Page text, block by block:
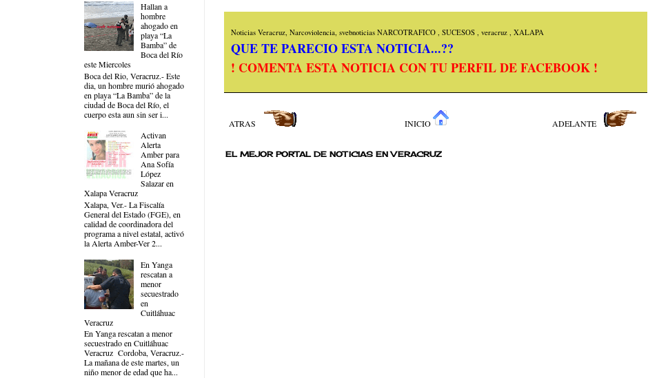
Noticias Veracruz, Narcoviolencia, svebnoticias NARCOTRAFICO , SUCESOS , veracruz , XALAPA
QUE TE PARECIO ESTA NOTICIA...??
! COMENTA ESTA NOTICIA CON TU PERFIL DE FACEBOOK !
ATRAS ADELANTE
INICIO
EL MEJOR PORTAL DE NOTICIAS EN VERACRUZ
Hallan a
hombre
ahogado en
playa “La
Bamba” de
Boca del Río
este Miercoles
Boca del Rio, Veracruz.- Este
dia, un hombre murió ahogado
en playa “La Bamba” de la
ciudad de Boca del Río, el
cuerpo esta aun sin ser i...
Activan
Alerta
Amber para
Ana Sofía
López
Salazar en
Xalapa Veracruz
Xalapa, Ver.- La Fiscalía
General del Estado (FGE), en
calidad de coordinadora del
programa a nivel estatal, activó
la Alerta Amber-Ver 2...
En Yanga
rescatan a
menor
secuestrado
en
Cuitláhuac
Veracruz
En Yanga rescatan a menor
secuestrado en Cuitláhuac
Veracruz Cordoba, Veracruz.-
La mañana de este martes, un
niño menor de edad que ha...